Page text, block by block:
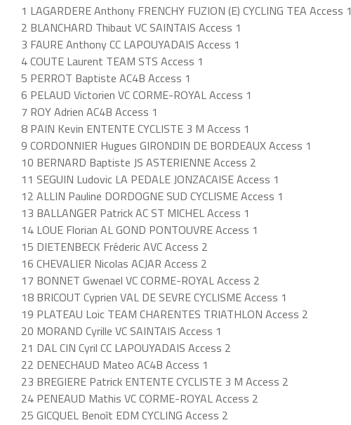
1 LAGARDERE Anthony FRENCHY FUZION (E) CYCLING TEA Access 1
2 BLANCHARD Thibaut VC SAINTAIS Access 1
3 FAURE Anthony CC LAPOUYADAIS Access 1
4 COUTE Laurent TEAM STS Access 1
5 PERROT Baptiste AC4B Access 1
6 PELAUD Victorien VC CORME-ROYAL Access 1
7 ROY Adrien AC4B Access 1
8 PAIN Kevin ENTENTE CYCLISTE 3 M Access 1
9 CORDONNIER Hugues GIRONDIN DE BORDEAUX Access 1
10 BERNARD Baptiste JS ASTERIENNE Access 2
11 SEGUIN Ludovic LA PEDALE JONZACAISE Access 1
12 ALLIN Pauline DORDOGNE SUD CYCLISME Access 1
13 BALLANGER Patrick AC ST MICHEL Access 1
14 LOUE Florian AL GOND PONTOUVRE Access 1
15 DIETENBECK Fréderic AVC Access 2
16 CHEVALIER Nicolas ACJAR Access 2
17 BONNET Gwenael VC CORME-ROYAL Access 2
18 BRICOUT Cyprien VAL DE SEVRE CYCLISME Access 1
19 PLATEAU Loic TEAM CHARENTES TRIATHLON Access 2
20 MORAND Cyrille VC SAINTAIS Access 1
21 DAL CIN Cyril CC LAPOUYADAIS Access 2
22 DENECHAUD Mateo AC4B Access 1
23 BREGIERE Patrick ENTENTE CYCLISTE 3 M Access 2
24 PENEAUD Mathis VC CORME-ROYAL Access 2
25 GICQUEL Benoît EDM CYCLING Access 2